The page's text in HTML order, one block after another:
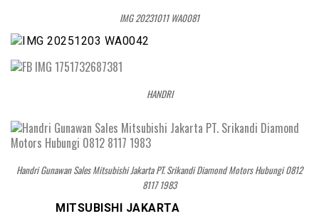
IMG 20231011 WA0081
HANDRI
Handri Gunawan Sales Mitsubishi Jakarta PT. Srikandi Diamond Motors Hubungi 0812
8117 1983
MITSUBISHI JAKARTA